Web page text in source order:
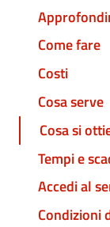
Come fare
Costi
Cosa serve
Cosa si
Tempi e
Accedi al
Condizioni